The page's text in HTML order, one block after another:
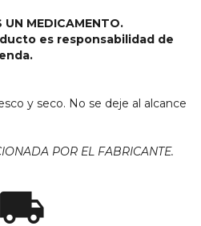
UN MEDICAMENTO.
es responsabilidad de
y seco. No se deje al alcance
POR EL FABRICANTE.
local_shipping